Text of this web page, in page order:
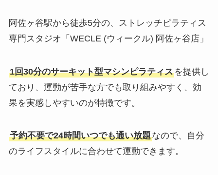
阿佐ヶ谷駅から徒歩5分の、ストレッチピラティス
専門スタジオ「WECLE (ウィークル) 阿佐ヶ谷店」
1回30分のサーキット型マシンピラティスを提供し
ており、運動が苦手な方でも取り組みやすく、効
果を実感しやすいのが特徴です。
予約不要で24時間いつでも通い放題なので、自分
のライフスタイルに合わせて運動できます。